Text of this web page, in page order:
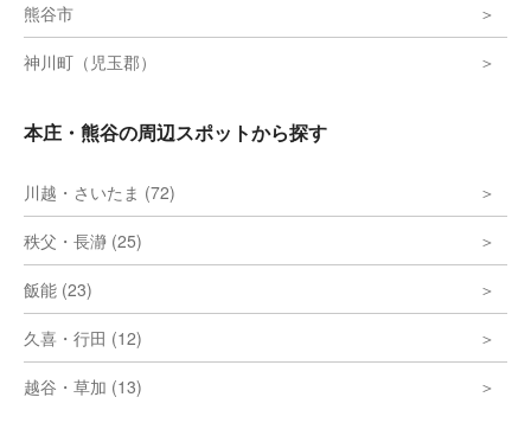
熊谷市
神川町（児玉郡）
本庄・熊谷の周辺スポットから探す
川越・さいたま (72)
秩父・長瀞 (25)
飯能 (23)
久喜・行田 (12)
越谷・草加 (13)